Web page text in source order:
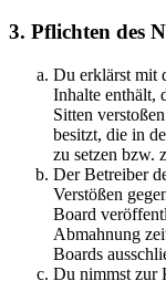
3. Pflichten des
Du erklärst mit
Inhalte enthält,
Sitten
besitzt, die in
zu setzen bzw.
Der Betreiber
Verstößen
Board
Abmahnung
Boards
Du nimmst zur